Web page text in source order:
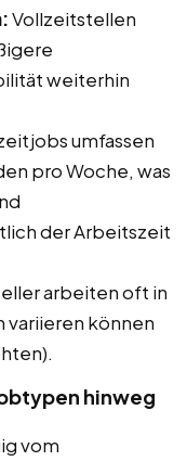
Vollzeitstellen
weiterhin
umfassen
pro Woche, was
der Arbeitszeit
arbeiten oft in
variieren können
hinweg
vom